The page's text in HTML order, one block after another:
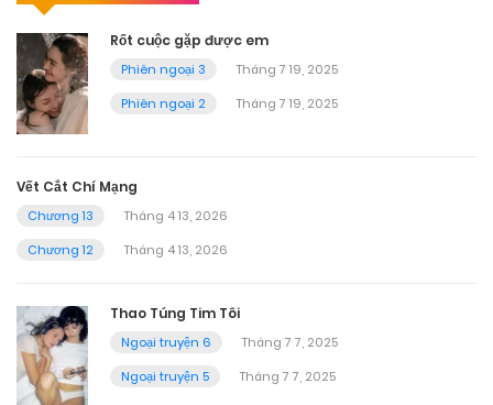
Rốt cuộc gặp được em
Phiên ngoại 3
Tháng 7 19, 2025
Phiên ngoại 2
Tháng 7 19, 2025
Vết Cắt Chí Mạng
Chương 13
Tháng 4 13, 2026
Chương 12
Tháng 4 13, 2026
Thao Túng Tim Tôi
Ngoại truyện 6
Tháng 7 7, 2025
Ngoại truyện 5
Tháng 7 7, 2025